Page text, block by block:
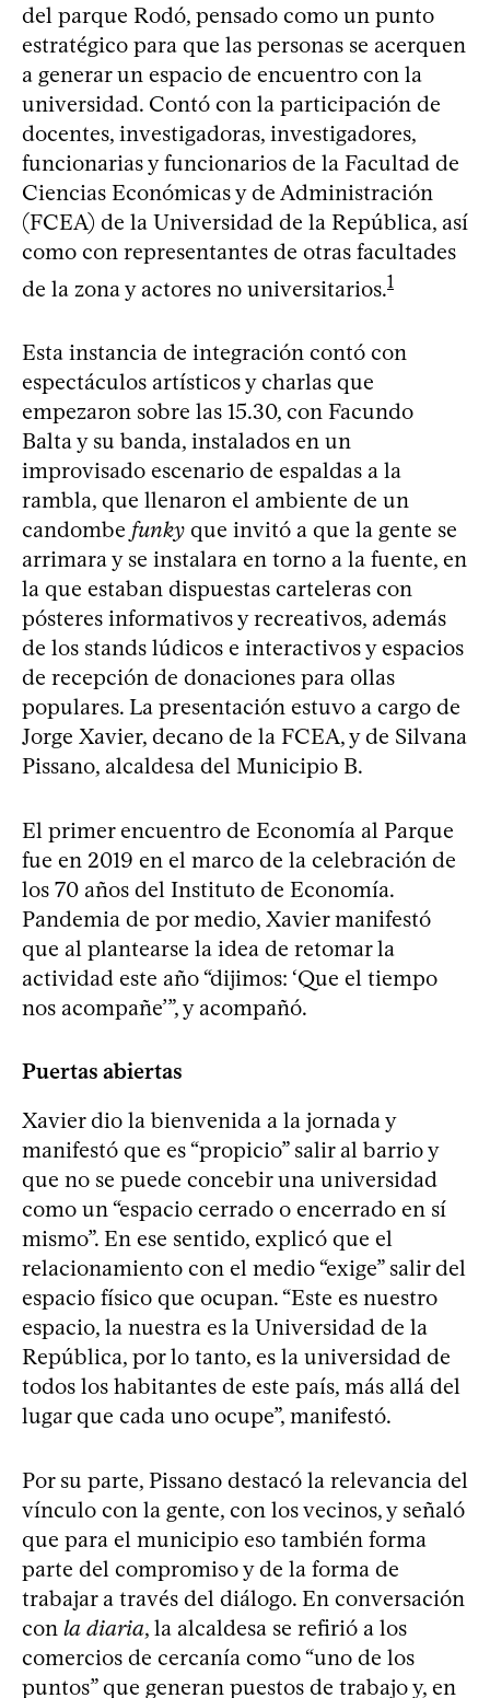
del parque Rodó, pensado como un punto
estratégico para que las personas se acerquen
a generar un espacio de encuentro con la
universidad. Contó con la participación de
docentes, investigadoras, investigadores,
funcionarias y funcionarios de la Facultad de
Ciencias Económicas y de Administración
(FCEA) de la Universidad de la República, así
como con representantes de otras facultades
de la zona y actores no universitarios.1
Esta instancia de integración contó con
espectáculos artísticos y charlas que
empezaron sobre las 15.30, con Facundo
Balta y su banda, instalados en un
improvisado escenario de espaldas a la
rambla, que llenaron el ambiente de un
candombe funky que invitó a que la gente se
arrimara y se instalara en torno a la fuente, en
la que estaban dispuestas carteleras con
pósteres informativos y recreativos, además
de los stands lúdicos e interactivos y espacios
de recepción de donaciones para ollas
populares. La presentación estuvo a cargo de
Jorge Xavier, decano de la FCEA, y de Silvana
Pissano, alcaldesa del Municipio B.
El primer encuentro de Economía al Parque
fue en 2019 en el marco de la celebración de
los 70 años del Instituto de Economía.
Pandemia de por medio, Xavier manifestó
que al plantearse la idea de retomar la
actividad este año “dijimos: ‘Que el tiempo
nos acompañe’”, y acompañó.
Puertas abiertas
Xavier dio la bienvenida a la jornada y
manifestó que es “propicio” salir al barrio y
que no se puede concebir una universidad
como un “espacio cerrado o encerrado en sí
mismo”. En ese sentido, explicó que el
relacionamiento con el medio “exige” salir del
espacio físico que ocupan. “Este es nuestro
espacio, la nuestra es la Universidad de la
República, por lo tanto, es la universidad de
todos los habitantes de este país, más allá del
lugar que cada uno ocupe”, manifestó.
Por su parte, Pissano destacó la relevancia del
vínculo con la gente, con los vecinos, y señaló
que para el municipio eso también forma
parte del compromiso y de la forma de
trabajar a través del diálogo. En conversación
con la diaria, la alcaldesa se refirió a los
comercios de cercanía como “uno de los
puntos” que generan puestos de trabajo y, en